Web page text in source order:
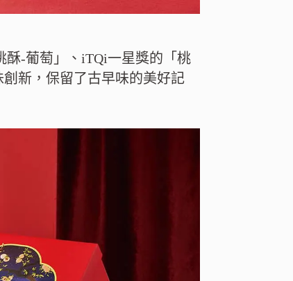
酥-葡萄」、iTQi一星獎的「桃
新，保留了古早味的美好記